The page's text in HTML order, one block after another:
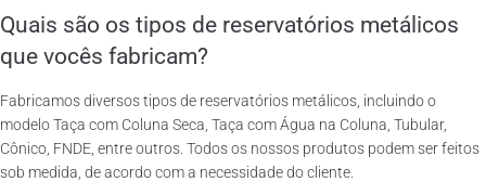
Quais são os tipos de reservatórios metálicos
que vocês fabricam?
Fabricamos diversos tipos de reservatórios metálicos, incluindo o
modelo Taça com Coluna Seca, Taça com Água na Coluna, Tubular,
Cônico, FNDE, entre outros. Todos os nossos produtos podem ser feitos
sob medida, de acordo com a necessidade do cliente.